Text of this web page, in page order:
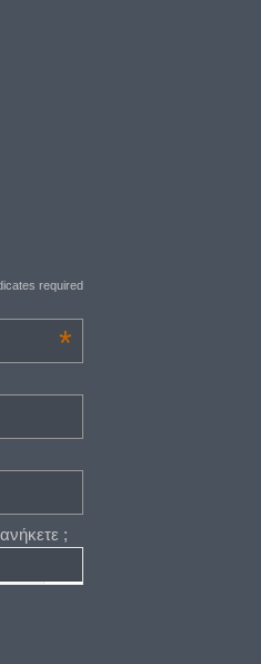
required
*
;